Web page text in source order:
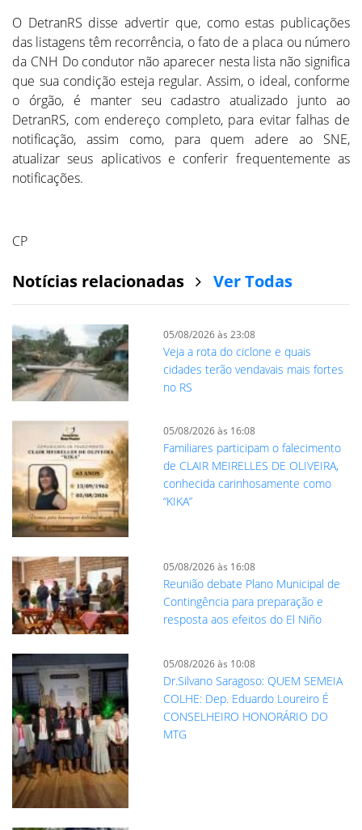
O DetranRS disse advertir que, como estas publicações
das listagens têm recorrência, o fato de a placa ou número
da CNH Do condutor não aparecer nesta lista não significa
que sua condição esteja regular. Assim, o ideal, conforme
o órgão, é manter seu cadastro atualizado junto ao
DetranRS, com endereço completo, para evitar falhas de
notificação, assim como, para quem adere ao SNE,
atualizar seus aplicativos e conferir frequentemente as
notificações.
CP
Notícias relacionadas Ver Todas
05/08/2026 às 23:08
Veja a rota do ciclone e quais
cidades terão vendavais mais fortes
no RS
05/08/2026 às 16:08
Familiares participam o falecimento
de CLAIR MEIRELLES DE OLIVEIRA,
conhecida carinhosamente como
“KIKA”
05/08/2026 às 16:08
Reunião debate Plano Municipal de
Contingência para preparação e
resposta aos efeitos do El Niño
05/08/2026 às 10:08
Dr.Silvano Saragoso: QUEM SEMEIA
COLHE: Dep. Eduardo Loureiro É
CONSELHEIRO HONORÁRIO DO
MTG